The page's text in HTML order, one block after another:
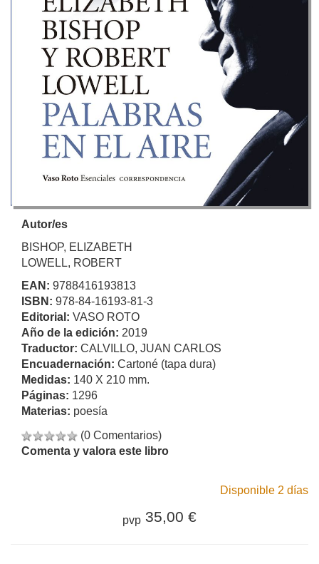
Autor/es
BISHOP, ELIZABETH
LOWELL, ROBERT
EAN: 9788416193813
ISBN: 978-84-16193-81-3
Editorial: VASO ROTO
Año de la edición: 2019
Traductor: CALVILLO, JUAN CARLOS
Encuadernación: Cartoné (tapa dura)
Medidas: 140 X 210 mm.
Páginas: 1296
Materias: poesía
(0 Comentarios)
Comenta y valora este libro
Disponible 2 días
pvp 35,00 €